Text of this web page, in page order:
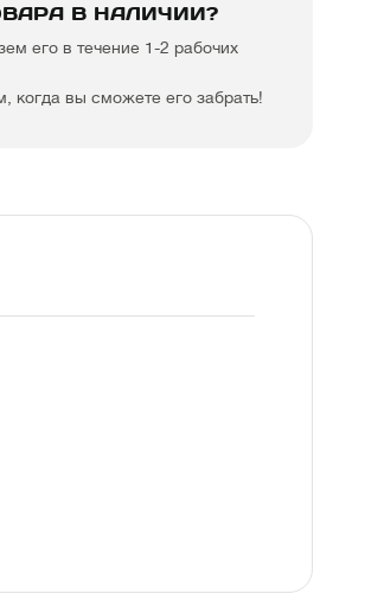
В НАЛИЧИИ?
его в течение 1-2 рабочих
когда вы сможете его забрать!